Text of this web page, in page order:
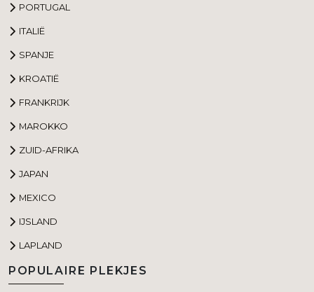
PORTUGAL
ITALIË
SPANJE
KROATIË
FRANKRIJK
MAROKKO
ZUID-AFRIKA
JAPAN
MEXICO
IJSLAND
LAPLAND
POPULAIRE PLEKJES